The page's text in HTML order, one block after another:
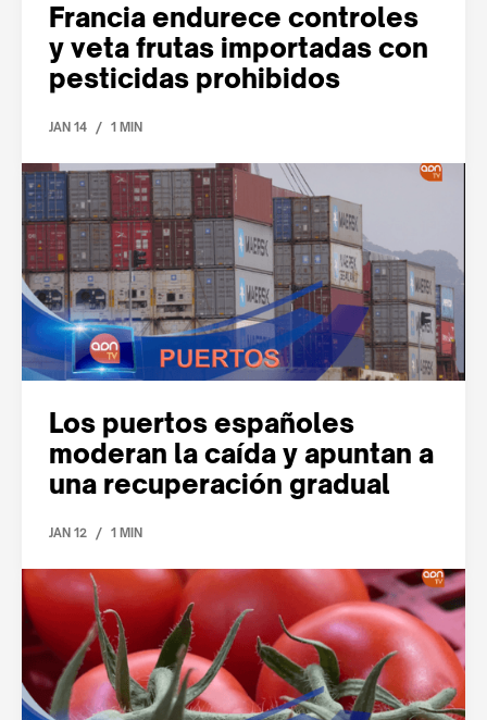
Francia endurece controles
y veta frutas importadas con
pesticidas prohibidos
JAN 14 / 1 MIN
Los puertos españoles
moderan la caída y apuntan a
una recuperación gradual
JAN 12 / 1 MIN